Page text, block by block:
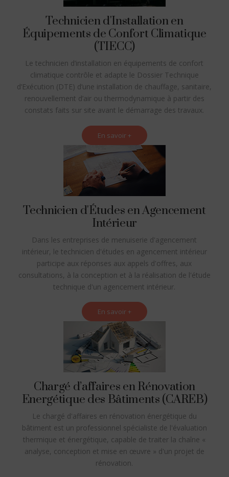
Technicien d'Installation en
Équipements de Confort Climatique
(TIECC)
Le technicien d’installation en équipements de confort
climatique contrôle et adapte le Dossier Technique
d’Exécution (DTE) d’une installation de chauffage, sanitaire,
renouvellement d’air ou thermodynamique à partir des
constats faits sur site avant le démarrage des travaux.
En savoir +
Technicien d'Études en Agencement
Intérieur
Dans les entreprises de menuiserie d'agencement
intérieur, le technicien d'études en agencement intérieur
participe aux réponses aux appels d'offres, aux
consultations, à la conception et à la réalisation de l'étude
technique d'un agencement intérieur.
En savoir +
Chargé d’affaires en Rénovation
Energétique des Bâtiments (CAREB)
Le chargé d'affaires en rénovation énergétique du
bâtiment est un professionnel spécialiste de l'évaluation
thermique et énergétique, capable de traiter la chaîne «
analyse, conception et mise en œuvre » d'un projet de
rénovation.